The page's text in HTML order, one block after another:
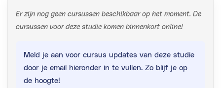
Er zijn nog geen cursussen beschikbaar op het moment. De
cursussen voor deze studie komen binnenkort online!
Meld je aan voor cursus updates van deze studie
door je email hieronder in te vullen. Zo blijf je op
de hoogte!